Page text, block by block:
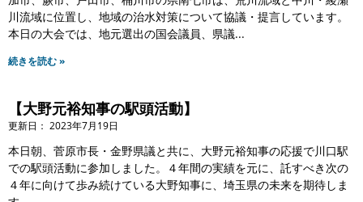
川流域に位置し、地域の治水対策について協議・提言しています。
本日の大会では、地元選出の国会議員、県議
続きを読む »
【大野元裕知事の駅頭活動】
2023年7月19日
本日朝、菅原市長・金野県議と共に、大野元裕知事の応援で川口駅
での駅頭活動に参加しました。４年間の実績を元に、託すべき次の
４年に向けて歩み続けている大野知事に、埼玉県の未来を期待しま